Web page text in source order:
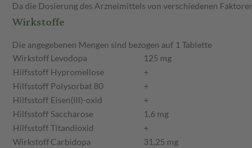
Da die Dosierung des Arzneimittels von verschiedenen
Wirkstoffe
Die angegebenen Mengen sind bezogen auf 1 Tablette
WirkstoffLevodopa
125 mg
Hilfsstoff Hypromellose
+
Hilfsstoff Polysorbat 80
+
Hilfsstoff Eisen(III)-oxid
+
Hilfsstoff Saccharose
1,6 mg
HilfsstoffTitandioxid
+
WirkstoffCarbidopa
31,25 mg